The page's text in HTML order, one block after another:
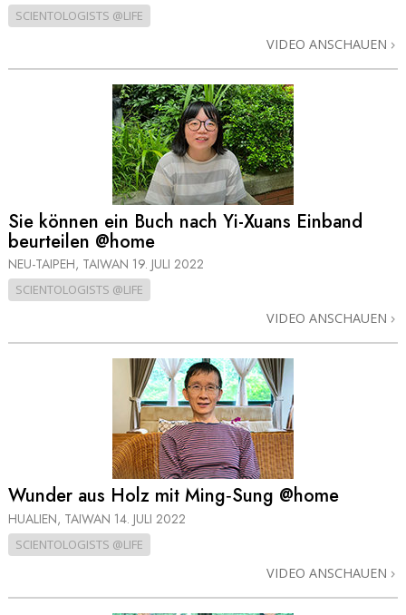
SCIENTOLOGISTS @LIFE
VIDEO ANSCHAUEN
Sie können ein Buch nach Yi-Xuans Einband
beurteilen @home
NEU-TAIPEH, TAIWAN 19. JULI 2022
SCIENTOLOGISTS @LIFE
VIDEO ANSCHAUEN
Wunder aus Holz mit Ming‑Sung @home
HUALIEN, TAIWAN 14. JULI 2022
SCIENTOLOGISTS @LIFE
VIDEO ANSCHAUEN